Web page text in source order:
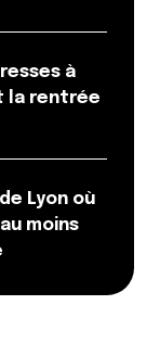
à
la rentrée
Lyon où
moins